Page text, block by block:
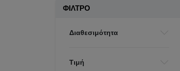
ΦΊΛΤΡΟ
Διαθεσιμότητα
Τιμή